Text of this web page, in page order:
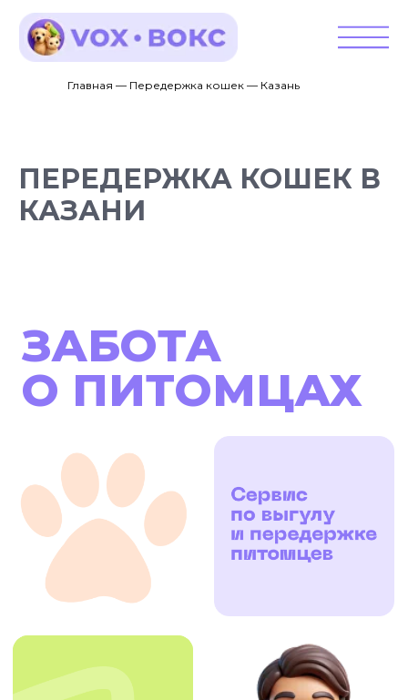
Главная — Передержка кошек — Казань
ПЕРЕДЕРЖКА КОШЕК В
КАЗАНИ